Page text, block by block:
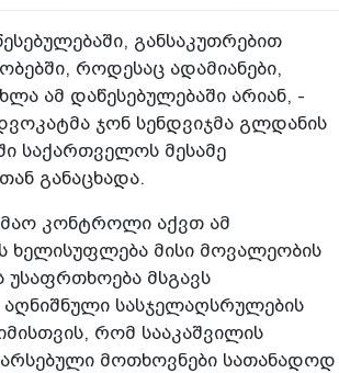
განსაკუთრებით
როდესაც ადამიანები,
ამ დაწესებულებაში არიან, -
ჯონ სენდვიჯმა გლდანის
საქართველოს მესამე
განაცხადა.
კონტროლი აქვთ ამ
ხელისუფლება მისი მოვალეობის
მსგავს
აღნიშნული სასჯელაღსრულების
რომ სააკაშვილის
მოთხოვნები სათანადოდ